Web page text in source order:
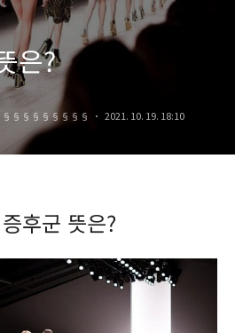
은?
2021. 10. 19. 18:10
후군 뜻은?